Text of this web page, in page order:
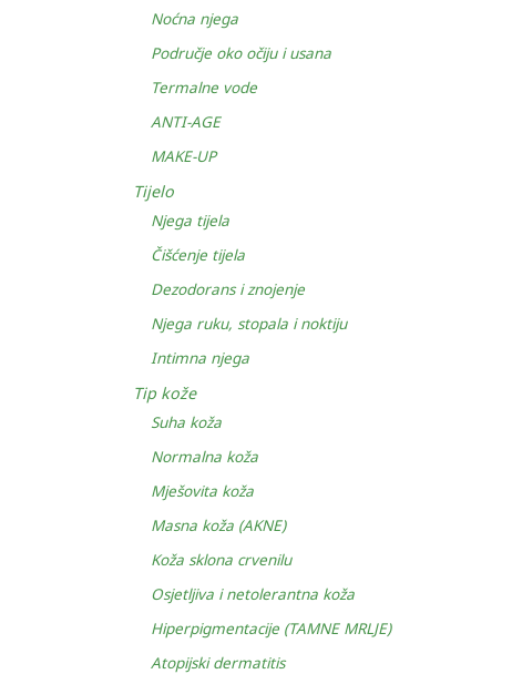
Noćna njega
Područje oko očiju i usana
Termalne vode
ANTI-AGE
MAKE-UP
Tijelo
Njega tijela
Čišćenje tijela
Dezodorans i znojenje
Njega ruku, stopala i noktiju
Intimna njega
Tip kože
Suha koža
Normalna koža
Mješovita koža
Masna koža (AKNE)
Koža sklona crvenilu
Osjetljiva i netolerantna koža
Hiperpigmentacije (TAMNE MRLJE)
Atopijski dermatitis